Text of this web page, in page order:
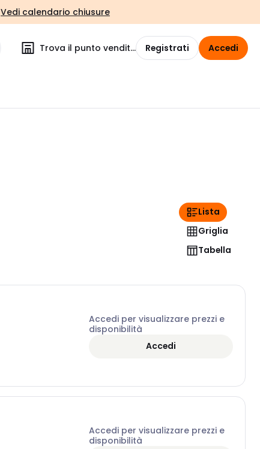
Vedi calendario chiusure
Trova il punto vendita Registrati Accedi
Lista
Griglia
Tabella
Accedi per visualizzare prezzi e
disponibilità
Accedi
Accedi per visualizzare prezzi e
disponibilità